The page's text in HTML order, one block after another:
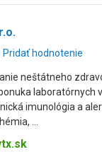
Pridať hodnotenie
neštátneho
laboratórnych
imunológia a
...